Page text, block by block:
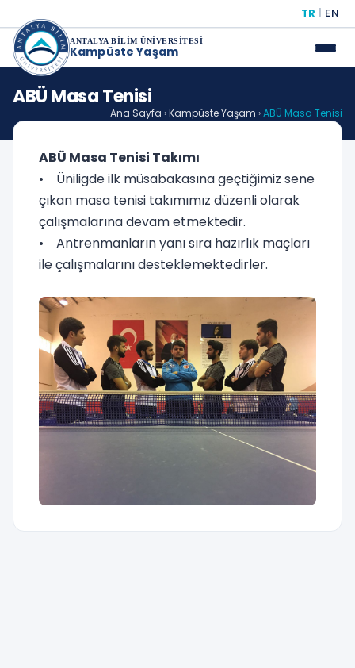
TR | EN
ANTALYA BİLİM ÜNİVERSİTESİ
Kampüste Yaşam
ABÜ Masa Tenisi
Ana Sayfa ›Kampüste Yaşam ›ABÜ Masa Tenisi
ABÜ Masa Tenisi Takımı
• Üniligde ilk müsabakasına geçtiğimiz sene
çıkan masa tenisi takımımız düzenli olarak
çalışmalarına devam etmektedir.
• Antrenmanların yanı sıra hazırlık maçları
ile çalışmalarını desteklemektedirler.